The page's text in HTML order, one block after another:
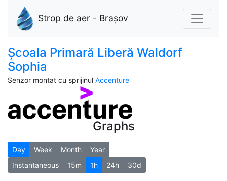
Strop de aer - Brașov
Școala Primară Liberă Waldorf
Sophia
Senzor montat cu sprijinul Accenture
Graphs
Day Week Month
Year
Instantaneous
15m 1h 24h 30d